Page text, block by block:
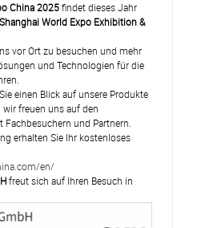
China 2025findet dieses Jahr
Shanghai World Expo Exhibition &
vor Ort zu besuchen und mehr
und Technologien für die
einen Blick auf unsere Produkte
freuen uns auf den
und Partnern.
erhalten Sie Ihr kostenloses
en/
freut sich auf Ihren Besuch in